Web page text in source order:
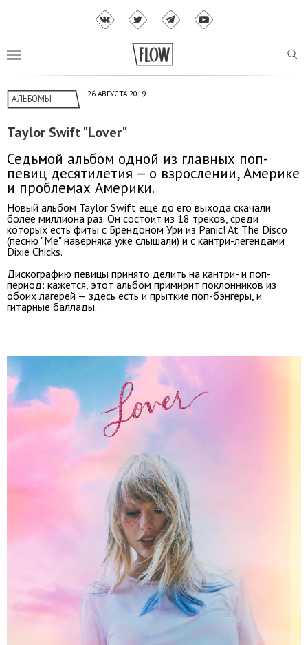
АЛЬБОМЫ 26 АВГУСТА 2019
Taylor Swift "Lover"
Седьмой альбом одной из главных поп-
певиц десятилетия — о взрослении, Америке
и проблемах Америки.
Новый альбом Taylor Swift еще до его выхода скачали
более миллиона раз. Он состоит из 18 треков, среди
которых есть фиты с Брендоном Ури из Panic! At The Disco
(песню "Me" наверняка уже слышали) и с кантри-легендами
Dixie Chicks.
Дискографию певицы принято делить на кантри- и поп-
период: кажется, этот альбом примирит поклонников из
обоих лагерей — здесь есть и прыткие поп-бэнгеры, и
гитарные баллады.